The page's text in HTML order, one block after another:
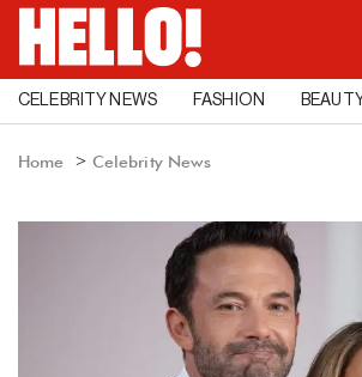
CELEBRITY NEWS FASHION
Home Celebrity News